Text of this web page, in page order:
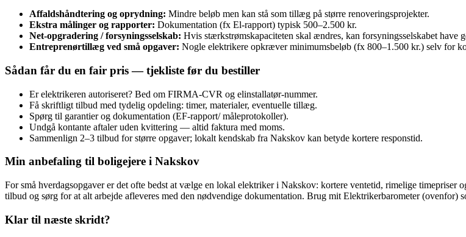
Affaldshåndtering og oprydning: Mindre beløb men kan stå som tillæg på større renoveringsprojekter.
Ekstra målinger og rapporter: Dokumentation (fx El‑rapport) typisk 500–2.500 kr.
Net‑opgradering / forsyningsselskab: Hvis stærkstrømskapaciteten skal ændres, kan forsyningsselskabet have
Entreprenørtillæg ved små opgaver: Nogle elektrikere opkræver minimumsbeløb (fx 800–1.500 kr.) selv for
Sådan får du en fair pris — tjekliste før du bestiller
Er elektrikeren autoriseret? Bed om FIRMA‑CVR og elinstallatør‑nummer.
Få skriftligt tilbud med tydelig opdeling: timer, materialer, eventuelle tillæg.
Spørg til garantier og dokumentation (EF‑rapport/ måleprotokoller).
Undgå kontante aftaler uden kvittering — altid faktura med moms.
Sammenlign 2–3 tilbud for større opgaver; lokalt kendskab fra Nakskov kan betyde kortere responstid.
Min anbefaling til boligejere i Nakskov
For små hverdagsopgaver er det ofte bedst at vælge en lokal elektriker i Nakskov: kortere ventetid, rimelige
tilbud og sørg for at alt arbejde afleveres med den nødvendige dokumentation. Brug mit Elektrikerbarometer (ovenfor)
Klar til næste skridt?